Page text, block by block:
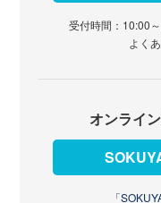
受付時間：10:00
よく
オンライ
「